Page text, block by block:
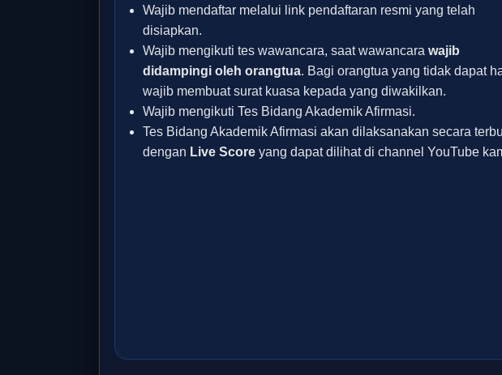
Wajib mendaftar melalui link pendaftaran resmi yang telah
disiapkan.
Wajib mengikuti tes wawancara, saat wawancara wajib
didampingi oleh orangtua. Bagi orangtua yang tidak dapat
wajib membuat surat kuasa kepada yang diwakilkan.
Wajib mengikuti Tes Bidang Akademik Afirmasi.
Tes Bidang Akademik Afirmasi akan dilaksanakan secara
dengan Live Score yang dapat dilihat di channel YouTube